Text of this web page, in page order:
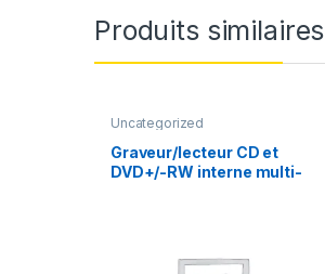
Produits similaires
Uncategorized
Graveur/lecteur CD et
DVD+/-RW interne multi-